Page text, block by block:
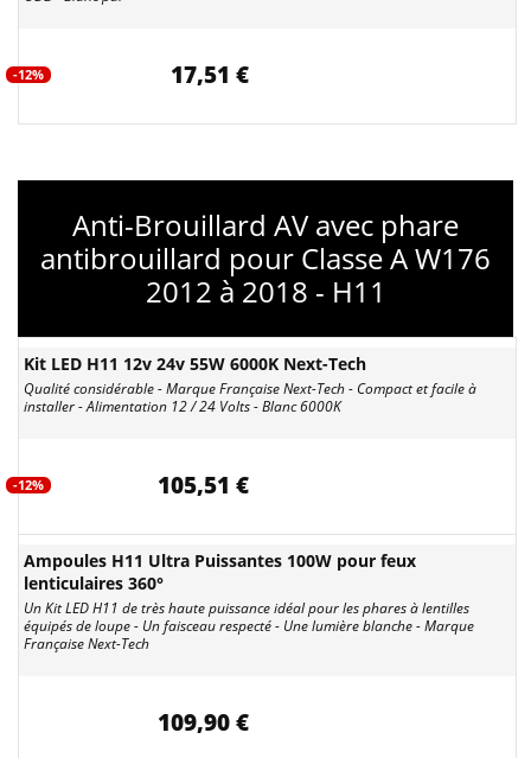
-12% 17,51 €
Anti-Brouillard AV avec phare
antibrouillard pour Classe A W176
2012 à 2018 - H11
Kit LED H11 12v 24v 55W 6000K Next-Tech
Qualité considérable - Marque Française Next-Tech - Compact et facile à
installer - Alimentation 12 / 24 Volts - Blanc 6000K
-12% 105,51 €
Ampoules H11 Ultra Puissantes 100W pour feux
lenticulaires 360°
Un Kit LED H11 de très haute puissance idéal pour les phares à lentilles
équipés de loupe - Un faisceau respecté - Une lumière blanche - Marque
Française Next-Tech
109,90 €